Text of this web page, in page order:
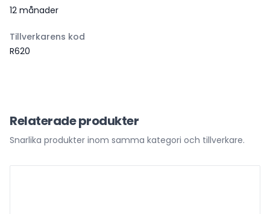
12 månader
Tillverkarens kod
R620
Relaterade produkter
Snarlika produkter inom samma kategori och tillverkare.